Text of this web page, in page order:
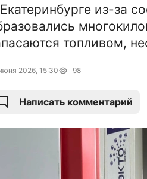
из-за
топливом,
2026, 15:30 98
Написать комментарий